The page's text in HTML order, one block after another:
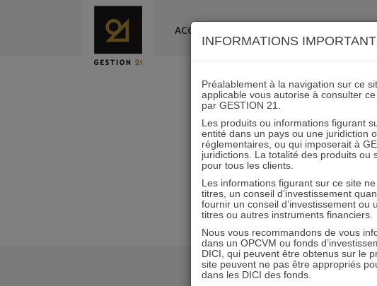
ACCUEIL
Point
INFORMATIONS
Préalablement à la navigation sur ce
applicable vous autorise à consulter
par GESTION 21.
Les produits ou informations figurant
entité dans un pays ou une juridiction
réglementaires, ou qui imposerait à
juridictions. La totalité des produits ou
pour tous les clients.
Les informations figurant sur ce site
titres, un conseil d’investissement
fournir un conseil d’investissement ou
titres ou autres instruments financiers.
Nous vous recommandons de vous
dans un OPCVM ou fonds
DICI, qui peuvent être obtenus sur le
site peuvent ne pas être appropriés
dans les DICI des fonds.